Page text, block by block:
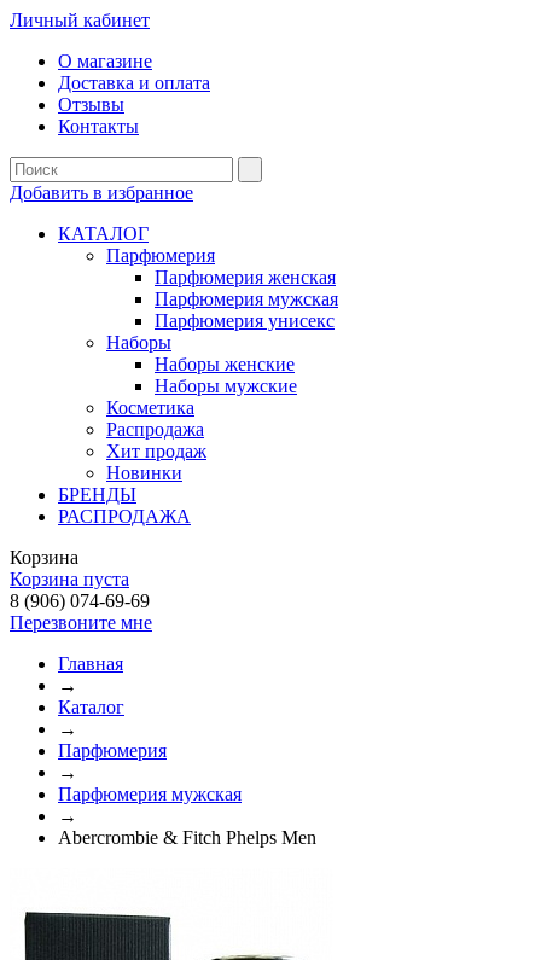
Личный кабинет
О магазине
Доставка и оплата
Отзывы
Контакты
Добавить в избранное
КАТАЛОГ
Парфюмерия
Парфюмерия женская
Парфюмерия мужская
Парфюмерия унисекс
Наборы
Наборы женские
Наборы мужские
Косметика
Распродажа
Хит продаж
Новинки
БРЕНДЫ
РАСПРОДАЖА
Корзина
Корзина пуста
8 (906) 074-69-69
Перезвоните мне
Главная
→
Каталог
→
Парфюмерия
→
Парфюмерия мужская
→
Abercrombie & Fitch Phelps Men